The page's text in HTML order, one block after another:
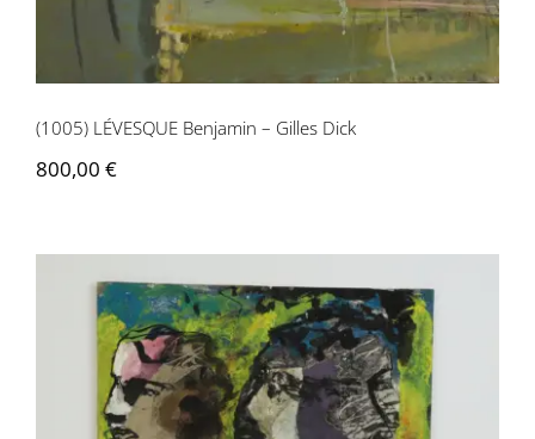
(1005) LÉVESQUE Benjamin – Gilles Dick
800,00 €